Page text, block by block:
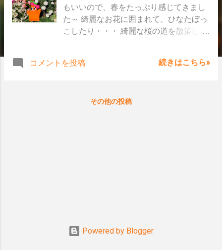
もいいので、春をたっぷり感じてきまし
た～ 綺麗なお花に囲まれて、ひなたぼっ
こしたり・・・ 綺麗な桜の道を散策した
したけど 桜🌸はとっても綺麗だったに
満喫した一日でした～😊 では、また次の
コメントを投稿 続きはこちら»
その他の投稿
Powered by Blogger